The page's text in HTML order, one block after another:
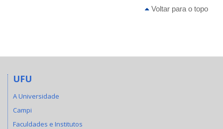
Voltar para o topo
UFU
A Universidade
Campi
Faculdades e Institutos